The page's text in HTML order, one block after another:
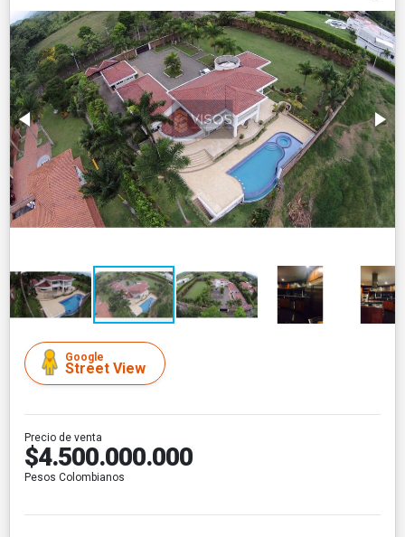
Google
Street View
Precio de venta
$4.500.000.000
Pesos Colombianos